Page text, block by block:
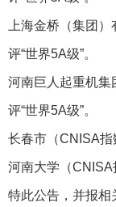
上海金桥（集团
评“世界5A级”。
河南巨人起重机
评“世界5A级”。
长春市（CNISA指
河南大学（CNISA
特此公告，并报相